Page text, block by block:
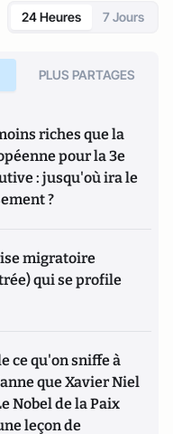
24 Heures 7 Jours
PLUS PARTAGES
riches que la
pour la 3e
: jusqu'où ira le
?
migratoire
qui se profile
ce qu'on sniffe à
que Xavier Niel
Nobel de la Paix
leçon de